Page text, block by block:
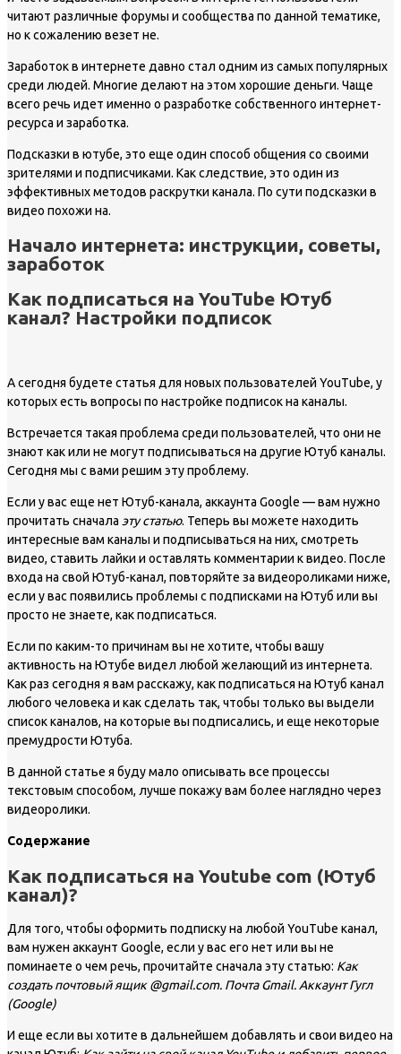
читают различные форумы и сообщества по данной тематике,
но к сожалению везет не.
Заработок в интернете давно стал одним из самых популярных
среди людей. Многие делают на этом хорошие деньги. Чаще
всего речь идет именно о разработке собственного интернет-
ресурса и заработка.
Подсказки в ютубе, это еще один способ общения со своими
зрителями и подписчиками. Как следствие, это один из
эффективных методов раскрутки канала. По сути подсказки в
видео похожи на.
Начало интернета: инструкции, советы,
заработок
Как подписаться на YouTube Ютуб
канал? Настройки подписок
А сегодня будете статья для новых пользователей YouTube, у
которых есть вопросы по настройке подписок на каналы.
Встречается такая проблема среди пользователей, что они не
знают как или не могут подписываться на другие Ютуб каналы.
Сегодня мы с вами решим эту проблему.
Если у вас еще нет Ютуб-канала, аккаунта Google — вам нужно
прочитать сначала эту статью. Теперь вы можете находить
интересные вам каналы и подписываться на них, смотреть
видео, ставить лайки и оставлять комментарии к видео. После
входа на свой Ютуб-канал, повторяйте за видеороликами ниже,
если у вас появились проблемы с подписками на Ютуб или вы
просто не знаете, как подписаться.
Если по каким-то причинам вы не хотите, чтобы вашу
активность на Ютубе видел любой желающий из интернета.
Как раз сегодня я вам расскажу, как подписаться на Ютуб канал
любого человека и как сделать так, чтобы только вы выдели
список каналов, на которые вы подписались, и еще некоторые
премудрости Ютуба.
В данной статье я буду мало описывать все процессы
текстовым способом, лучше покажу вам более наглядно через
видеоролики.
Содержание
Как подписаться на Youtube com (Ютуб
канал)?
Для того, чтобы оформить подписку на любой YouTube канал,
вам нужен аккаунт Google, если у вас его нет или вы не
поминаете о чем речь, прочитайте сначала эту статью: Как
создать почтовый ящик @gmail.com. Почта Gmail. Аккаунт Гугл
(Google)
И еще если вы хотите в дальнейшем добавлять и свои видео на